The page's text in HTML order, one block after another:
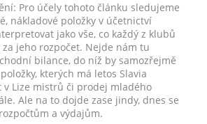
Pro účely tohoto článku sledujeme
nákladové položky v účetnictví
jako vše, co každý z klubů
jeho rozpočet. Nejde nám tu
bilance, do níž by samozřejmě
kterých má letos Slavia
v Lize mistrů či prodej mladého
Ale na to dojde zase jindy, dnes se
a výdajům.